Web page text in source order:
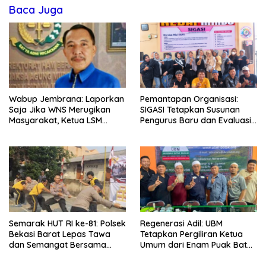
Baca Juga
Wabup Jembrana: Laporkan
Saja Jika WNS Merugikan
Masyarakat, Ketua LSM
Anggota Kelompok Ahli
Pemkab
Pemantapan Organisasi:
SIGASI Tetapkan Susunan
Pengurus Baru dan Evaluasi
Semarak HUT RI ke-81: Polsek
Bekasi Barat Lepas Tawa
dan Semangat Bersama
Regenerasi Adil: UBM
Tetapkan Pergiliran Ketua
Umum dari Enam Puak Batak